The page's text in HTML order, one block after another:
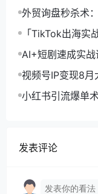
交，系统化SOP
外贸询盘秒杀术
月询盘转化率提
「TikTok出海实
单月变现10万+秘
AI+短剧速成实战
现，单部剧收益
视频号IP变现8月
取+合规运营+商
小红书引流爆单
发表评论